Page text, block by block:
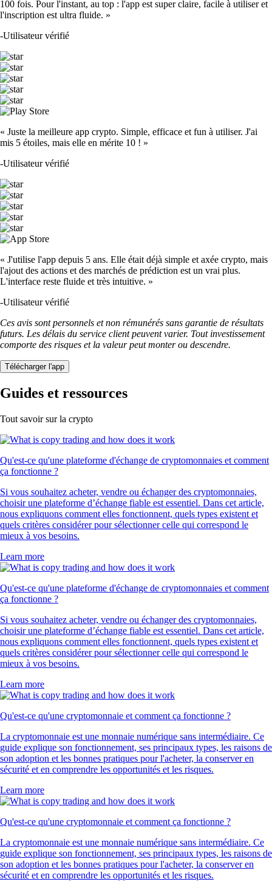
100 fois. Pour l'instant, au top : l'app est super claire, facile à utiliser et
l'inscription est ultra fluide. »
-Utilisateur vérifié
« Juste la meilleure app crypto. Simple, efficace et fun à utiliser. J'ai
mis 5 étoiles, mais elle en mérite 10 ! »
-Utilisateur vérifié
« J'utilise l'app depuis 5 ans. Elle était déjà simple et axée crypto, mais
l'ajout des actions et des marchés de prédiction est un vrai plus.
L'interface reste fluide et très intuitive. »
-Utilisateur vérifié
Ces avis sont personnels et non rémunérés sans garantie de résultats
futurs. Les délais du service client peuvent varier. Tout investissement
comporte des risques et la valeur peut monter ou descendre.
Télécharger l'app
Guides et ressources
Tout savoir sur la crypto
Qu'est-ce qu'une plateforme d'échange de cryptomonnaies et comment
ça fonctionne ?
Si vous souhaitez acheter, vendre ou échanger des cryptomonnaies,
choisir une plateforme d’échange fiable est essentiel. Dans cet article,
nous expliquons comment elles fonctionnent, quels types existent et
quels critères considérer pour sélectionner celle qui correspond le
mieux à vos besoins.
Learn more
Qu'est-ce qu'une plateforme d'échange de cryptomonnaies et comment
ça fonctionne ?
Si vous souhaitez acheter, vendre ou échanger des cryptomonnaies,
choisir une plateforme d’échange fiable est essentiel. Dans cet article,
nous expliquons comment elles fonctionnent, quels types existent et
quels critères considérer pour sélectionner celle qui correspond le
mieux à vos besoins.
Learn more
Qu'est-ce qu'une cryptomonnaie et comment ça fonctionne ?
La cryptomonnaie est une monnaie numérique sans intermédiaire. Ce
guide explique son fonctionnement, ses principaux types, les raisons de
son adoption et les bonnes pratiques pour l'acheter, la conserver en
sécurité et en comprendre les opportunités et les risques.
Learn more
Qu'est-ce qu'une cryptomonnaie et comment ça fonctionne ?
La cryptomonnaie est une monnaie numérique sans intermédiaire. Ce
guide explique son fonctionnement, ses principaux types, les raisons de
son adoption et les bonnes pratiques pour l'acheter, la conserver en
sécurité et en comprendre les opportunités et les risques.